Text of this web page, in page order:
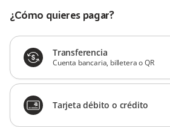
¿Cómo quieres pagar?
Transferencia
Cuenta bancaria, billetera o QR
Tarjeta débito o crédito